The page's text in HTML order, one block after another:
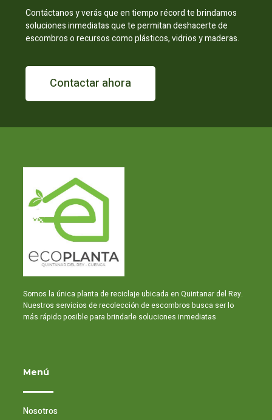
Contáctanos y verás que en tiempo récord te brindamos
soluciones inmediatas que te permitan deshacerte de
escombros o recursos como plásticos, vidrios y maderas.
Contactar ahora
Somos la única planta de reciclaje ubicada en Quintanar del Rey.
Nuestros servicios de recolección de escombros busca ser lo
más rápido posible para brindarle soluciones inmediatas
Menú
Nosotros